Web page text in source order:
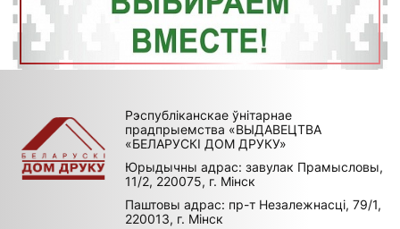
Рэспубліканскае ўнітарнае
прадпрыемства «ВЫДАВЕЦТВА
«БЕЛАРУСКІ ДОМ ДРУКУ»
Юрыдычны адрас: завулак Прамысловы,
11/2, 220075, г. Мінск
Паштовы адрас: пр-т Незалежнасці, 79/1,
220013, г. Мінск